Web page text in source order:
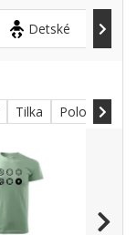
Detské
Tilka Polokošele